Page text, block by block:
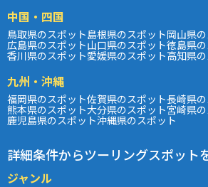
中国・四国
鳥取県のスポット島根県のスポット岡山県
広島県のスポット山口県のスポット徳島県
香川県のスポット愛媛県のスポット高知県
九州・沖縄
福岡県のスポット佐賀県のスポット長崎県
熊本県のスポット大分県のスポット宮崎県
鹿児島県のスポット沖縄県のスポット
詳細条件からツーリングスポット
ジャンル